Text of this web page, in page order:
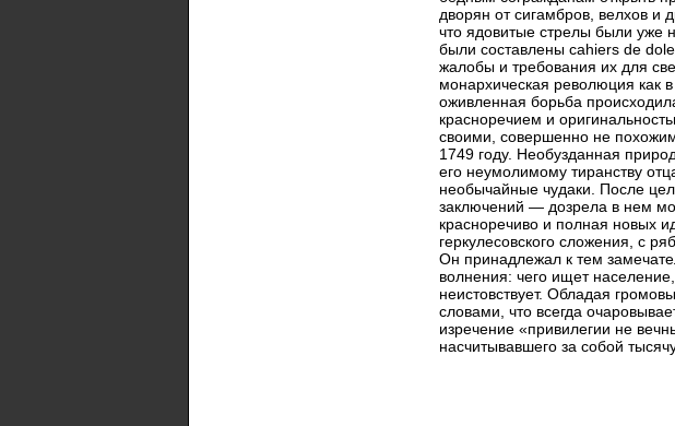
дворян от сигамбров, велхов и
что ядовитые стрелы были уже
были составлены cahiers de
жалобы и требования их для
монархическая революция как
оживленная борьба
красноречием и
своими, совершенно не
1749 году. Необузданная
его неумолимому тиранству
необычайные чудаки. После
заключений — дозрела в нем
красноречиво и полная новых
геркулесовского сложения, с
Он принадлежал к тем
волнения: чего ищет
неистовствует. Обладая
словами, что всегда
изречение «привилегии не
насчитывавшего за собой